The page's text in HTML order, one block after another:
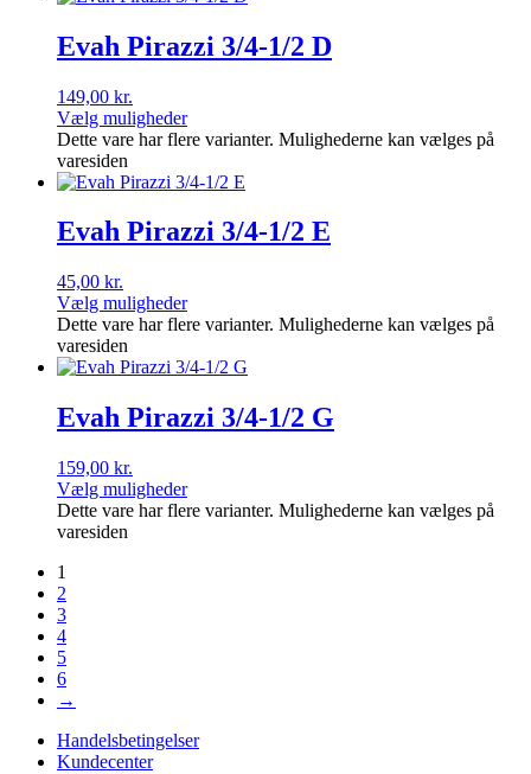
Evah Pirazzi 3/4-1/2 D
149,00 kr.
Vælg muligheder
Dette vare har flere varianter. Mulighederne kan vælges på
varesiden
Evah Pirazzi 3/4-1/2 E
45,00 kr.
Vælg muligheder
Dette vare har flere varianter. Mulighederne kan vælges på
varesiden
Evah Pirazzi 3/4-1/2 G
159,00 kr.
Vælg muligheder
Dette vare har flere varianter. Mulighederne kan vælges på
varesiden
1
2
3
4
5
6
→
Handelsbetingelser
Kundecenter